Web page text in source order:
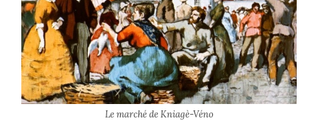
Le marché de Kniagè-Véno